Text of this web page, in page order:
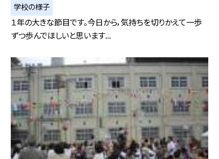
学校の様子
１年の大きな節目です。今日から，気持ちを切りかえて一歩
ずつ歩んでほしいと思います...